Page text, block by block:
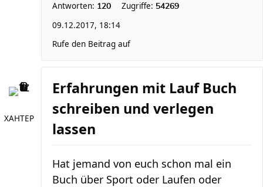
Antworten: 120 Zugriffe: 54269
09.12.2017, 18:14
Rufe den Beitrag auf
XAHTEP
Erfahrungen mit Lauf Buch
schreiben und verlegen
lassen
Hat jemand von euch schon mal ein
Buch über Sport oder Laufen oder